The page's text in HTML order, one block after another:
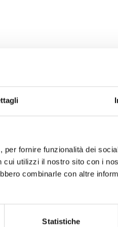
fornire funzionalità dei
utilizzi il nostro sito con i
combinarle con altre
Statistiche